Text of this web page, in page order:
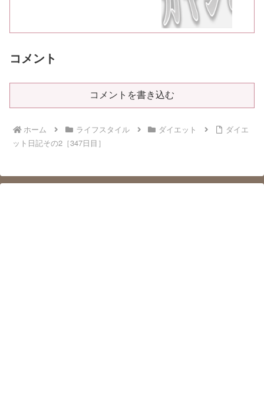
コメント
コメントを書き込む
ホーム ライフスタイル ダイエット
ダイエ
ット日記その2［347日目］